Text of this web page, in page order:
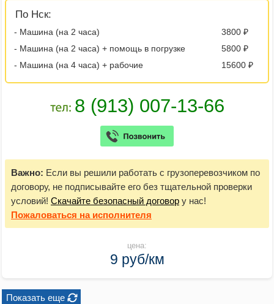
По Нск:
- Машина (на 2 часа)
3800 ₽
- Машина (на 2 часа) + помощь в погрузке
5800 ₽
- Машина (на 4 часа) + рабочие
15600 ₽
Важно: Если вы решили работать с грузоперевозчиком по
договору, не подписывайте его без тщательной проверки
условий! Скачайте безопасный договор у нас!
Пожаловаться на исполнителя
цена:
9 руб/км
Показать еще